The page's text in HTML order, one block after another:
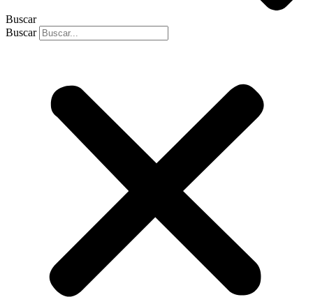
Buscar
Buscar